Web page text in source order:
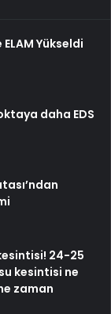
ELAM Yükseldi
daha EDS
24-25
kesintisi ne
zaman